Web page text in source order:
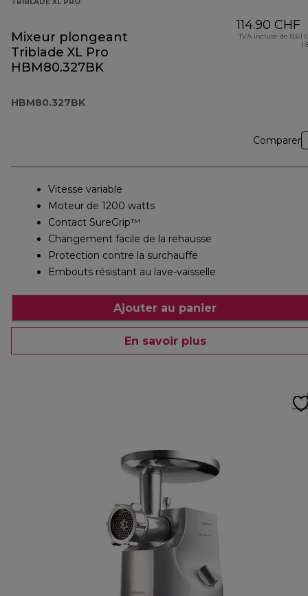
TRIBLADE XL PRO
Mixeur plongeant
Triblade XL Pro
HBM80.327BK
HBM80.327BK
114.90 CHF
TVA incluse de 8.61
(
Comparer
Vitesse variable
Moteur de 1200 watts
Contact SureGrip™
Changement facile de la rehausse
Protection contre la surchauffe
Embouts résistant au lave-vaisselle
Ajouter au panier
En savoir plus